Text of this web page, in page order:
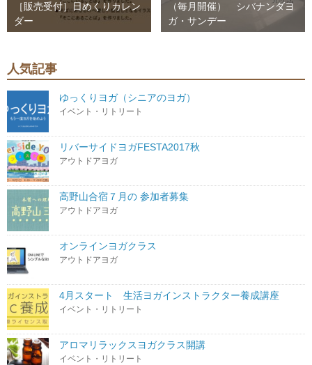
［販売受付］日めくりカレン
ダー
（毎月開催） シバナンダヨ
ガ・サンデー
人気記事
ゆっくりヨガ（シニアのヨガ）
イベント・リトリート
リバーサイドヨガFESTA2017秋
アウトドアヨガ
高野山合宿７月の 参加者募集
アウトドアヨガ
オンラインヨガクラス
アウトドアヨガ
4月スタート 生活ヨガインストラクター養成講座
イベント・リトリート
アロマリラックスヨガクラス開講
イベント・リトリート